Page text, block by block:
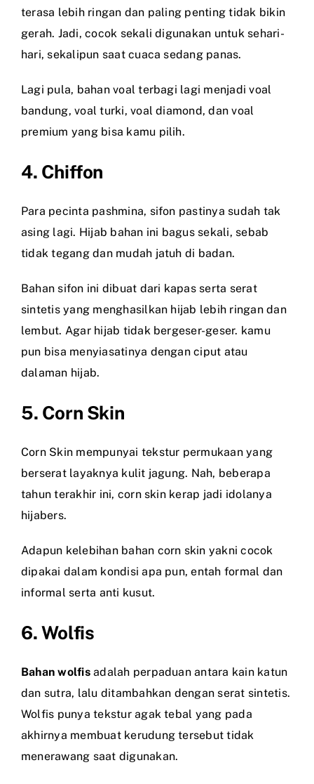
terasa lebih ringan dan paling penting tidak bikin
gerah. Jadi, cocok sekali digunakan untuk sehari-
hari, sekalipun saat cuaca sedang panas.
Lagi pula, bahan voal terbagi lagi menjadi voal
bandung, voal turki, voal diamond, dan voal
premium yang bisa kamu pilih.
4. Chiffon
Para pecinta pashmina, sifon pastinya sudah tak
asing lagi. Hijab bahan ini bagus sekali, sebab
tidak tegang dan mudah jatuh di badan.
Bahan sifon ini dibuat dari kapas serta serat
sintetis yang menghasilkan hijab lebih ringan dan
lembut. Agar hijab tidak bergeser-geser. kamu
pun bisa menyiasatinya dengan ciput atau
dalaman hijab.
5. Corn Skin
Corn Skin mempunyai tekstur permukaan yang
berserat layaknya kulit jagung. Nah, beberapa
tahun terakhir ini, corn skin kerap jadi idolanya
hijabers.
Adapun kelebihan bahan corn skin yakni cocok
dipakai dalam kondisi apa pun, entah formal dan
informal serta anti kusut.
6. Wolfis
Bahan wolfisadalah perpaduan antara kain katun
dan sutra, lalu ditambahkan dengan serat sintetis.
Wolfis punya tekstur agak tebal yang pada
akhirnya membuat kerudung tersebut tidak
menerawang saat digunakan.